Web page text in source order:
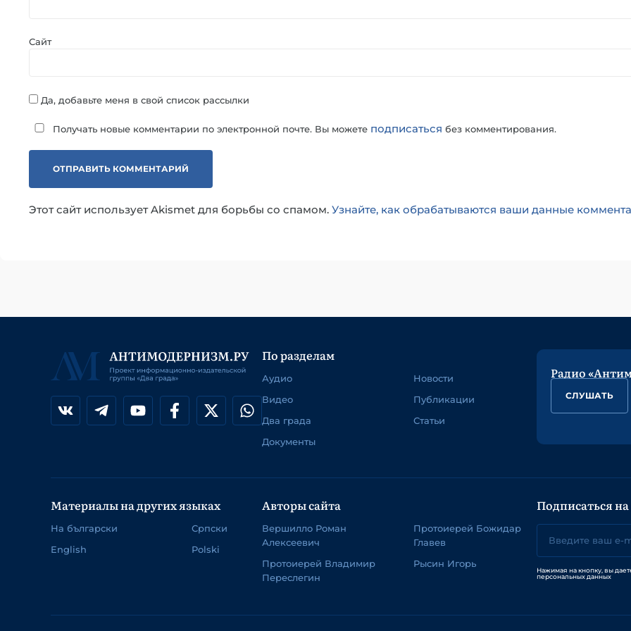
Сайт
Да, добавьте меня в свой список рассылки
Получать новые комментарии по электронной почте. Вы можете подписаться без комментирования.
Этот сайт использует Akismet для борьбы со спамом. Узнайте, как обрабатываются ваши данные
По разделам
Аудио
Видео
Два града
Документы
Новости
Публикации
Статьи
Радио
СЛУШАТЬ
Материалы на других языках
На български
English
Српски
Polski
Авторы сайта
Вершилло Роман
Алексеевич
Протоиерей Владимир
Переслегин
Протоиерей Божидар
Главев
Рысин Игорь
Подписаться
Нажимая на кнопку, вы
персональных данных